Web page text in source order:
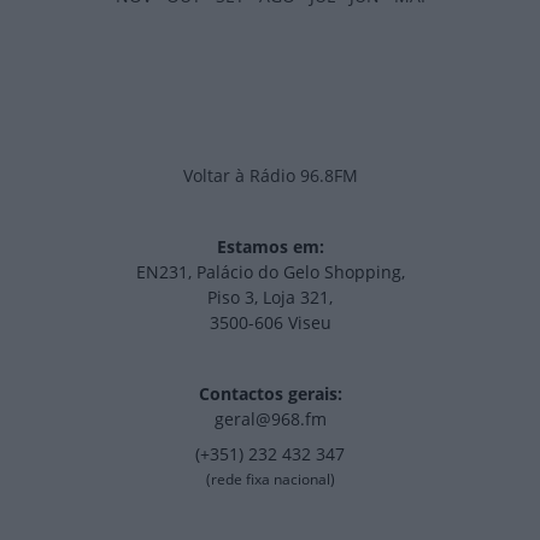
Voltar à Rádio 96.8FM
Estamos em:
EN231, Palácio do Gelo Shopping,
Piso 3, Loja 321,
3500-606 Viseu
Contactos gerais:
geral@968.fm
(+351) 232 432 347
(rede fixa nacional)